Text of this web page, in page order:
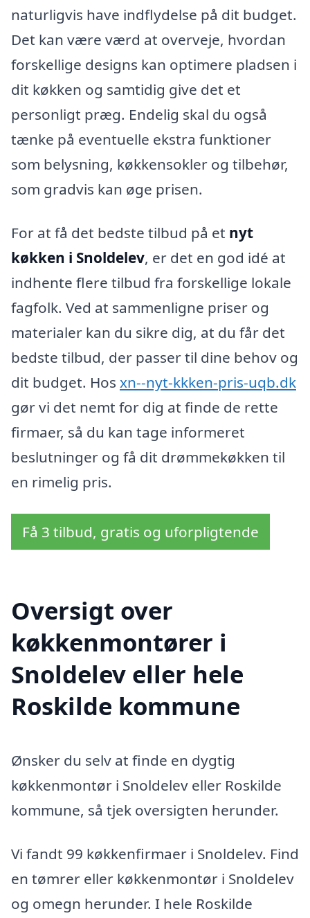
naturligvis have indflydelse på dit budget.
Det kan være værd at overveje, hvordan
forskellige designs kan optimere pladsen i
dit køkken og samtidig give det et
personligt præg. Endelig skal du også
tænke på eventuelle ekstra funktioner
som belysning, køkkensokler og tilbehør,
som gradvis kan øge prisen.
For at få det bedste tilbud på et nyt
køkken i Snoldelev, er det en god idé at
indhente flere tilbud fra forskellige lokale
fagfolk. Ved at sammenligne priser og
materialer kan du sikre dig, at du får det
bedste tilbud, der passer til dine behov og
dit budget. Hos xn--nyt-kkken-pris-uqb.dk
gør vi det nemt for dig at finde de rette
firmaer, så du kan tage informeret
beslutninger og få dit drømmekøkken til
en rimelig pris.
Få 3 tilbud, gratis og uforpligtende
Oversigt over
køkkenmontører i
Snoldelev eller hele
Roskilde kommune
Ønsker du selv at finde en dygtig
køkkenmontør i Snoldelev eller Roskilde
kommune, så tjek oversigten herunder.
Vi fandt 99 køkkenfirmaer i Snoldelev. Find
en tømrer eller køkkenmontør i Snoldelev
og omegn herunder. I hele Roskilde